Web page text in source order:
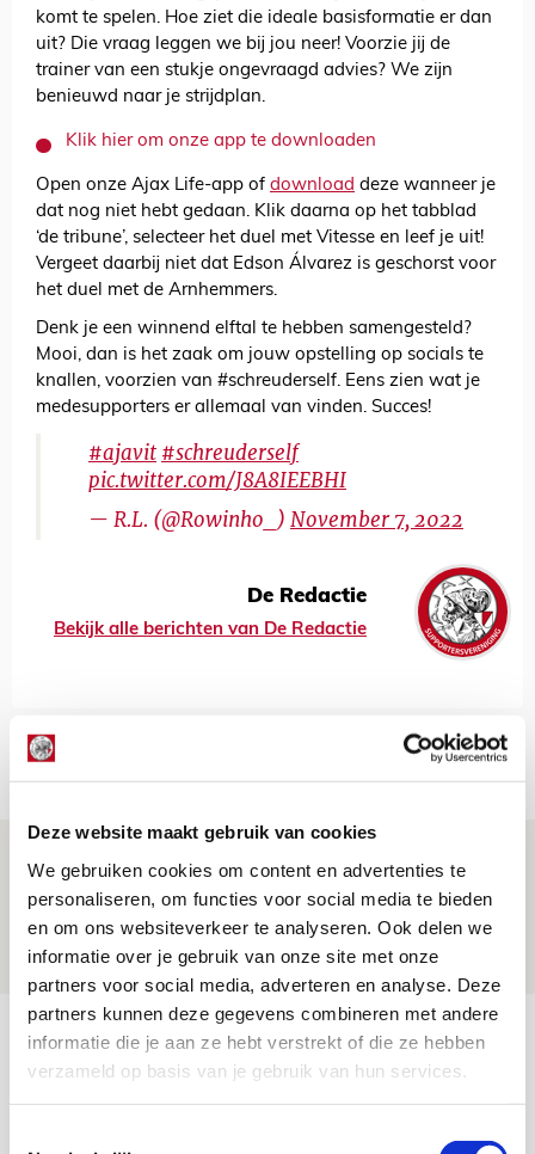
Deze website maakt gebruik van cookies
We gebruiken cookies om content en advertenties te
personaliseren, om functies voor social media te bieden
en om ons websiteverkeer te analyseren. Ook delen we
informatie over je gebruik van onze site met onze
partners voor social media, adverteren en analyse. Deze
partners kunnen deze gegevens combineren met andere
informatie die je aan ze hebt verstrekt of die ze hebben
verzameld op basis van je gebruik van hun services.
komt te spelen. Hoe ziet die ideale basisformatie er dan
uit? Die vraag leggen we bij jou neer! Voorzie jij de
trainer van een stukje ongevraagd advies? We zijn
benieuwd naar je strijdplan.
Klik hier om onze app te downloaden
Open onze Ajax Life-app of download deze wanneer je
dat nog niet hebt gedaan. Klik daarna op het tabblad
‘de tribune’, selecteer het duel met Vitesse en leef je uit!
Vergeet daarbij niet dat Edson Álvarez is geschorst voor
het duel met de Arnhemmers.
Denk je een winnend elftal te hebben samengesteld?
Mooi, dan is het zaak om jouw opstelling op socials te
knallen, voorzien van #schreuderself. Eens zien wat je
medesupporters er allemaal van vinden. Succes!
#ajavit #schreuderself
pic.twitter.com/J8A8IEEBHI
— R.L. (@Rowinho_) November 7, 2022
De Redactie
Bekijk alle berichten van De Redactie
Net binnen //
Volop enthousiasme in fotoverslag van
Europees treffen met Shelbourne
07 AUGUSTUS 2026 - 09:00
FOTOVERSLAG
Míchel niet blij met resultaat en spel
na rust: ‘De focus nam af’
07 AUGUSTUS 2026 - 08:30